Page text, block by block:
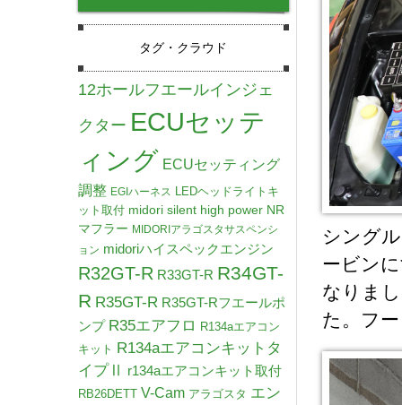
シング
ービン
なりま
た。フ
タグ・クラウド
12ホールフエールインジェ
クター ECUセッテ
ィング ECUセッティング
調整 EGIハーネス LEDヘッドライトキ
ット取付 midori silent high power NR
マフラー MIDORIアラゴスタサスペンシ
ョン midoriハイスペックエンジン
R32GT-R R33GT-R R34GT-
R R35GT-R R35GT-Rフエールポ
ンプ R35エアフロ R134aエアコン
キット R134aエアコンキットタ
イプⅡ
r134aエアコンキット取付
RB26DETT V-Cam アラゴスタ エン